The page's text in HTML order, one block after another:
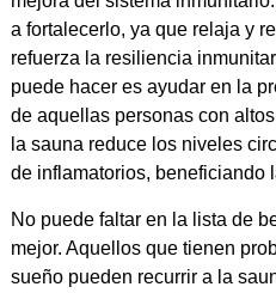
a fortalecerlo, ya que relaja y
refuerza la resiliencia
puede hacer es ayudar en la
de aquellas personas con
la sauna reduce los niveles
de inflamatorios, beneficiando
No puede faltar en la lista de
mejor. Aquellos que tienen
sueño pueden recurrir a la